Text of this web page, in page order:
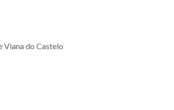
Viana do Castelo